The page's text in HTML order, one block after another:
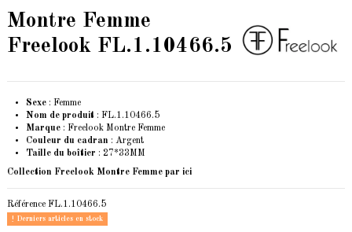
Montre Femme
Freelook FL.1.10466.5
Sexe : Femme
Nom de produit : FL.1.10466.5
Marque : Freelook Montre Femme
Couleur du cadran : Argent
Taille du boîtier : 27*33MM
Collection Freelook Montre Femme par ici
Référence FL.1.10466.5
Derniers articles en stock